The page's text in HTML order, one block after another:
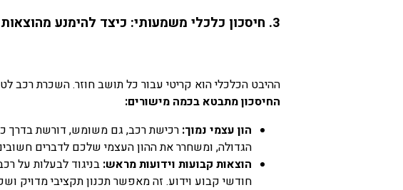
3. חיסכון כלכלי משמעותי: כיצד להימנע מהוצאות מיותרות?
ההיבט הכלכלי הוא קריטי עבור כל תושב חוזר. השכרת רכב
החיסכון מתבטא בכמה מישורים:
הון עצמי נמוך: רכישת רכב, גם משומש, דורשת בדרך
הגדולה, ומשחרר את ההון העצמי שלכם לדברים
הוצאות קבועות וידועות מראש: בניגוד לבעלות על
חודשי קבוע וידוע. זה מאפשר תכנון תקציבי מדויק